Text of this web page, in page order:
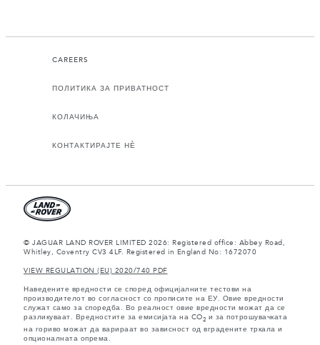
CAREERS
ПОЛИТИКА ЗА ПРИВАТНОСТ
КОЛАЧИЊА
КОНТАКТИРАЈТЕ НЀ
© JAGUAR LAND ROVER LIMITED 2026: Registered office: Abbey Road,
Whitley, Coventry CV3 4LF. Registered in England No: 1672070
VIEW REGULATION (EU) 2020/740 PDF
Наведените вредности се според официјалните тестови на
производителот во согласност со прописите на ЕУ. Овие вредности
служат само за споредба. Во реалност овие вредности можат да се
разликуваат. Вредностите за емисијата на CO2 и за потрошувачката
на гориво можат да варираат во зависност од вградените тркала и
опционалната опрема.